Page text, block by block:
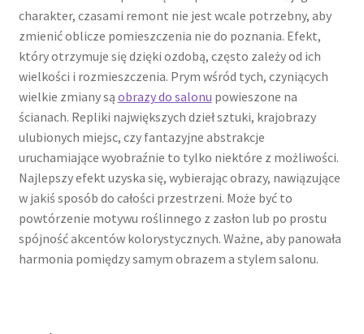
charakter, czasami remont nie jest wcale potrzebny, aby
zmienić oblicze pomieszczenia nie do poznania. Efekt,
który otrzymuje się dzięki ozdobą, często zależy od ich
wielkości i rozmieszczenia. Prym wśród tych, czyniących
wielkie zmiany są obrazy do salonu powieszone na
ścianach. Repliki największych dzieł sztuki, krajobrazy
ulubionych miejsc, czy fantazyjne abstrakcje
uruchamiające wyobraźnie to tylko niektóre z możliwości.
Najlepszy efekt uzyska się, wybierając obrazy, nawiązujące
w jakiś sposób do całości przestrzeni. Może być to
powtórzenie motywu roślinnego z zasłon lub po prostu
spójność akcentów kolorystycznych. Ważne, aby panowała
harmonia pomiędzy samym obrazem a stylem salonu.